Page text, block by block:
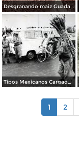
Desgranando maiz Guadalajara, Jalisco.
Tipos Mexicanos Cargador de Cana de Azucar Ciudad de México.
1 2